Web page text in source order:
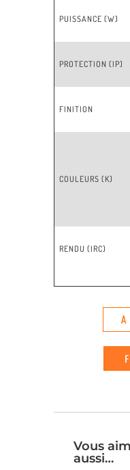
PUISSANCE (W)
PROTECTION (IP)
FINITION
COULEURS (K)
RENDU (IRC)
Vous
aussi…